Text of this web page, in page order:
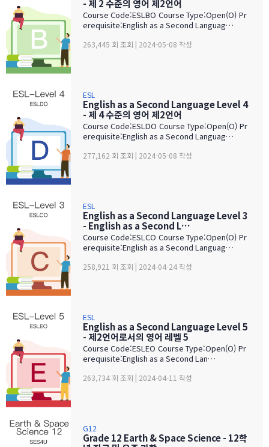
- 제 2 수준의 영어 제2언어
Course Code:ESLBO Course Type:Open(O) Pr
erequisite:English as a Second Languag…
263,445 회 조회 | 2024-05-08 작성
ESL
English as a Second Language Level 4
- 제 4 수준의 영어 제2언어
Course Code:ESLDO Course Type:Open(O) Pr
erequisite:English as a Second Languag…
277,162 회 조회 | 2024-05-08 작성
ESL
English as a Second Language Level 3
- English as a Second L…
Course Code:ESLCO Course Type:Open(O) Pr
erequisite:English as a Second Languag…
258,921 회 조회 | 2024-04-24 작성
ESL
English as a Second Language Level 5
- 제2언어로서의 영어 레벨 5
Course Code:ESLEO Course Type:Open(O) Pr
erequisite:English as a Second Lan…
263,734 회 조회 | 2024-04-11 작성
G12
Grade 12 Earth & Space Science - 12학